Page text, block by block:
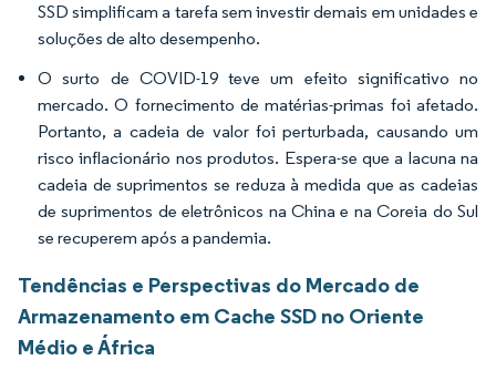
SSD simplificam a tarefa sem investir demais em unidades e
soluções de alto desempenho.
O surto de COVID-19 teve um efeito significativo no
mercado. O fornecimento de matérias-primas foi afetado.
Portanto, a cadeia de valor foi perturbada, causando um
risco inflacionário nos produtos. Espera-se que a lacuna na
cadeia de suprimentos se reduza à medida que as cadeias
de suprimentos de eletrônicos na China e na Coreia do Sul
se recuperem após a pandemia.
Tendências e Perspectivas do Mercado de
Armazenamento em Cache SSD no Oriente
Médio e África